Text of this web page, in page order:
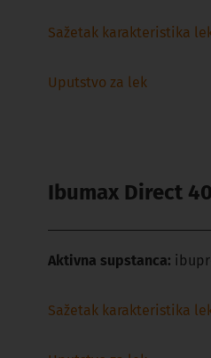
Sažetak karakteristika
Uputstvo za lek
Ibumax Direct
Aktivna supstanca:
Sažetak karakteristika